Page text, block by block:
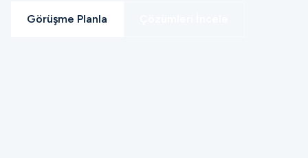
Görüşme Planla